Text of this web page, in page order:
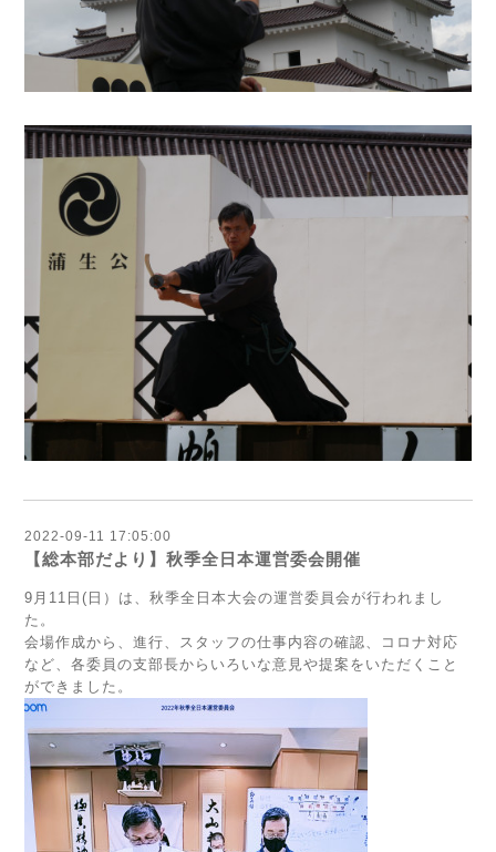
2022-09-11 17:05:00
【総本部だより】秋季全日本運営委会開催
9月11日(日）は、秋季全日本大会の運営委員会が行われまし
た。
会場作成から、進行、スタッフの仕事内容の確認、コロナ対応
など、各委員の支部長からいろいな意見や提案をいただくこと
ができました。